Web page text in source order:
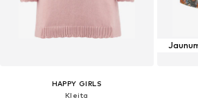
HAPPY GIRLS
Kleita